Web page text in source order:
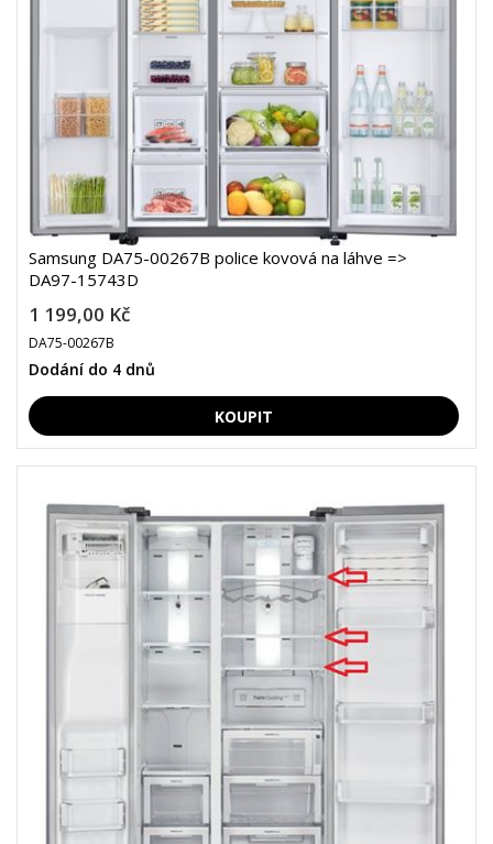
Samsung DA75-00267B police kovová na láhve =>
DA97-15743D
1 199,00 Kč
DA75-00267B
Dodání do 4 dnů